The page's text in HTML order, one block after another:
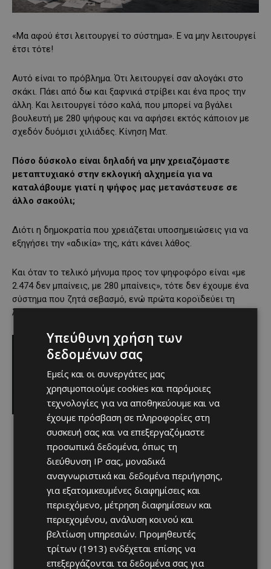
«Μα αφού έτσι λειτουργεί το σύστημα». Ε να μην λειτουργεί
έτσι τότε!
Αυτό είναι το πρόβλημα. Ότι λειτουργεί σαν αλογάκι στο
σκάκι. Πάει από δω και ξαφνικά στρίβει και ένα προς την
άλλη. Και λειτουργεί τόσο καλά, που μπορεί να βγάλει
βουλευτή με 280 ψήφους και να αφήσει εκτός κάποιον με
σχεδόν δυόμισι χιλιάδες. Κίνηση Ματ.
Πόσο δύσκολο είναι δηλαδή να μην χρειαζόμαστε
μεταπτυχιακό στην εκλογική αλχημεία για να
καταλάβουμε γιατί η ψήφος μας μετανάστευσε σε
άλλο σακούλι;
Διότι η δημοκρατία που χρειάζεται υποσημειώσεις για να
εξηγήσει την «αδικία» της, κάτι κάνει λάθος.
Και όταν το τελικό μήνυμα προς τον ψηφοφόρο είναι «με
2.474 δεν μπαίνεις, με 280 μπαίνεις», τότε δεν έχουμε ένα
σύστημα που ζητά σεβασμό, ενώ πρώτα κοροϊδεύει τη
λογική μας.
Υπεύθυνη χρήση των
δεδομένων σας
Εμείς και οι συνεργάτες μας
χρησιμοποιούμε cookies και παρόμοιες
τεχνολογίες για να αποθηκεύουμε και να
έχουμε πρόσβαση σε πληροφορίες στη
συσκευή σας και να επεξεργαζόμαστε
προσωπικά δεδομένα, όπως τη
διεύθυνση IP σας, μοναδικά
αναγνωριστικά και δεδομένα περιήγησης,
για εξατομικευμένες διαφημίσεις και
περιεχόμενο, μέτρηση διαφημίσεων και
περιεχομένου, ανάλυση κοινού και
βελτίωση υπηρεσιών. Προμηθευτές
τρίτων (1913) ενδέχεται επίσης να
επεξεργάζονται τα δεδομένα σας για